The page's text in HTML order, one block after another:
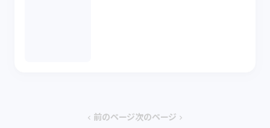
chevron_left 前のページ次のページ chevron_right